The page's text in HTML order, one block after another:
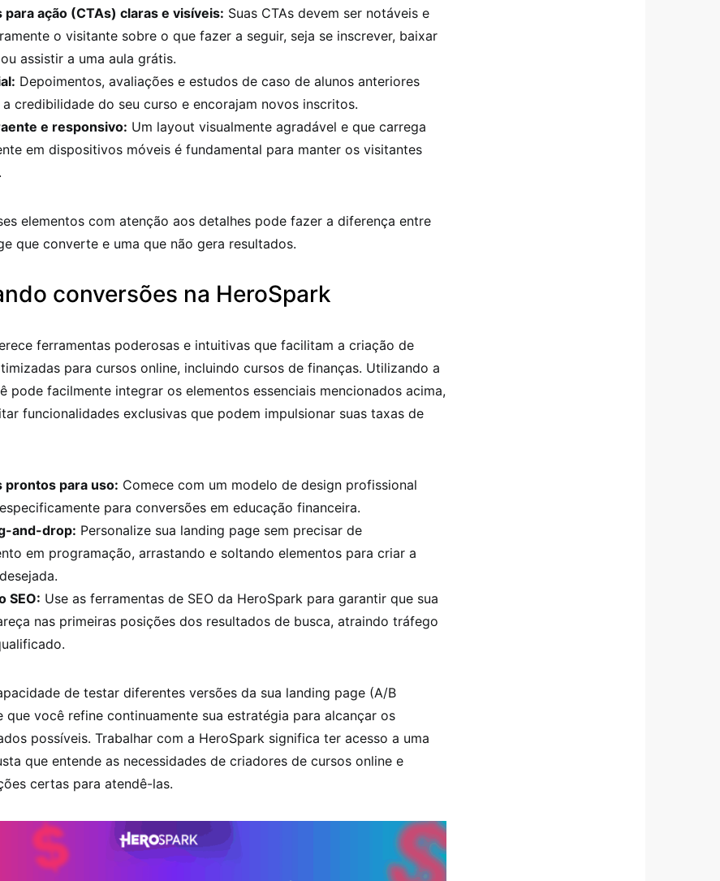
para ação (CTAs) claras e visíveis: Suas CTAs devem ser notáveis e
o visitante sobre o que fazer a seguir, seja se inscrever, baixar
assistir a uma aula grátis.
Depoimentos, avaliações e estudos de caso de alunos anteriores
a credibilidade do seu curso e encorajam novos inscritos.
e responsivo: Um layout visualmente agradável e que carrega
em dispositivos móveis é fundamental para manter os visitantes
elementos com atenção aos detalhes pode fazer a diferença entre
que converte e uma que não gera resultados.
conversões na HeroSpark
ferramentas poderosas e intuitivas que facilitam a criação de
para cursos online, incluindo cursos de finanças. Utilizando a
pode facilmente integrar os elementos essenciais mencionados acima,
funcionalidades exclusivas que podem impulsionar suas taxas de
prontos para uso: Comece com um modelo de design profissional
para conversões em educação financeira.
and-drop: Personalize sua landing page sem precisar de
em programação, arrastando e soltando elementos para criar a
SEO: Use as ferramentas de SEO da HeroSpark para garantir que sua
nas primeiras posições dos resultados de busca, atraindo tráfego
de testar diferentes versões da sua landing page (A/B
que você refine continuamente sua estratégia para alcançar os
possíveis. Trabalhar com a HeroSpark significa ter acesso a uma
que entende as necessidades de criadores de cursos online e
certas para atendê-las.